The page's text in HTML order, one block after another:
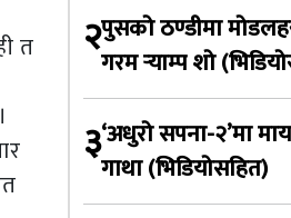
त
२पुसको ठण्डीमा
गरम र्‍याम्प शो
३‘अधुरो सपना-२’मा
गाथा (भिडियोसहित)